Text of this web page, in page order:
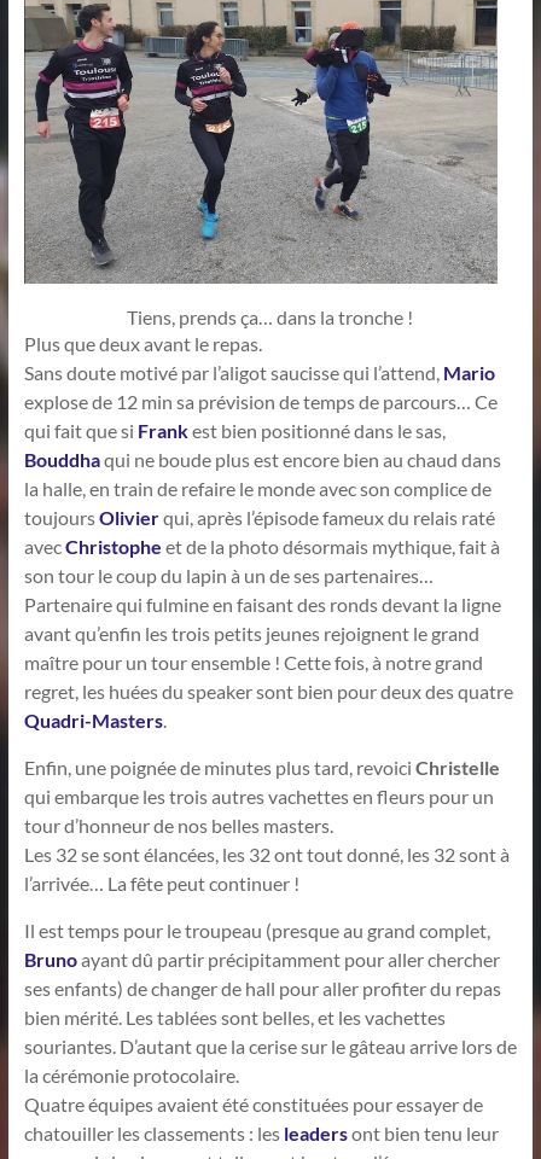
Tiens, prends ça… dans la tronche !
Plus que deux avant le repas.
Sans doute motivé par l’aligot saucisse qui l’attend, Mario
explose de 12 min sa prévision de temps de parcours… Ce
qui fait que si Frankest bien positionné dans le sas,
Bouddhaqui ne boude plus est encore bien au chaud dans
la halle, en train de refaire le monde avec son complice de
toujoursOlivierqui, après l’épisode fameux du relais raté
avecChristophe et de la photo désormais mythique, fait à
son tour le coup du lapin à un de ses partenaires…
Partenaire qui fulmine en faisant des ronds devant la ligne
avant qu’enfin les trois petits jeunes rejoignent le grand
maître pour un tour ensemble ! Cette fois, à notre grand
regret, les huées du speaker sont bien pour deux des quatre
Quadri-Masters.
Enfin, une poignée de minutes plus tard, revoici Christelle
qui embarque les trois autres vachettes en fleurs pour un
tour d’honneur de nos belles masters.
Les 32 se sont élancées, les 32 ont tout donné, les 32 sont à
l’arrivée… La fête peut continuer !
Il est temps pour le troupeau (presque au grand complet,
Brunoayant dû partir précipitamment pour aller chercher
ses enfants) de changer de hall pour aller profiter du repas
bien mérité. Les tablées sont belles, et les vachettes
souriantes. D’autant que la cerise sur le gâteau arrive lors de
la cérémonie protocolaire.
Quatre équipes avaient été constituées pour essayer de
chatouiller les classements : les leadersont bien tenu leur